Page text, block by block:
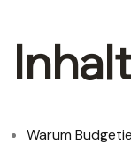
Warum